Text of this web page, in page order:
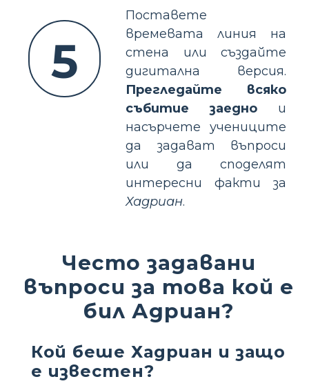
5
Поставете
времевата линия на
стена или създайте
дигитална версия.
Прегледайте всяко
събитие заедно и
насърчете учениците
да задават въпроси
или да споделят
интересни факти за
Хадриан.
Често задавани
въпроси за това кой е
бил Адриан?
Кой беше Хадриан и защо
е известен?